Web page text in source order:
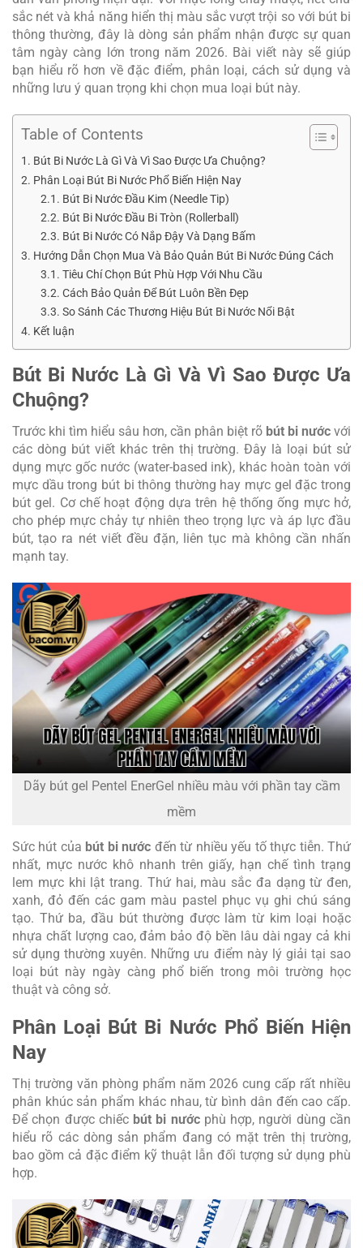
sắc nét và khả năng hiển thị màu sắc vượt trội so với bút bi
thông thường, đây là dòng sản phẩm nhận được sự quan
tâm ngày càng lớn trong năm 2026. Bài viết này sẽ giúp
bạn hiểu rõ hơn về đặc điểm, phân loại, cách sử dụng và
những lưu ý quan trọng khi chọn mua loại bút này.
Table of Contents
Bút Bi Nước Là Gì Và Vì Sao Được Ưa Chuộng?
Phân Loại Bút Bi Nước Phổ Biến Hiện Nay
Bút Bi Nước Đầu Kim (Needle Tip)
Bút Bi Nước Đầu Bi Tròn (Rollerball)
Bút Bi Nước Có Nắp Đậy Và Dạng Bấm
Hướng Dẫn Chọn Mua Và Bảo Quản Bút Bi Nước Đúng Cách
Tiêu Chí Chọn Bút Phù Hợp Với Nhu Cầu
Cách Bảo Quản Để Bút Luôn Bền Đẹp
So Sánh Các Thương Hiệu Bút Bi Nước Nổi Bật
Kết luận
Bút Bi Nước Là Gì Và Vì Sao Được Ưa
Chuộng?
Trước khi tìm hiểu sâu hơn, cần phân biệt rõ bút bi nước với
các dòng bút viết khác trên thị trường. Đây là loại bút sử
dụng mực gốc nước (water-based ink), khác hoàn toàn với
mực dầu trong bút bi thông thường hay mực gel đặc trong
bút gel. Cơ chế hoạt động dựa trên hệ thống ống mực hở,
cho phép mực chảy tự nhiên theo trọng lực và áp lực đầu
bút, tạo ra nét viết đều đặn, liên tục mà không cần nhấn
mạnh tay.
Dãy bút gel Pentel EnerGel nhiều màu với phần tay cầm
mềm
Sức hút của bút bi nước đến từ nhiều yếu tố thực tiễn. Thứ
nhất, mực nước khô nhanh trên giấy, hạn chế tình trạng
lem mực khi lật trang. Thứ hai, màu sắc đa dạng từ đen,
xanh, đỏ đến các gam màu pastel phục vụ ghi chú sáng
tạo. Thứ ba, đầu bút thường được làm từ kim loại hoặc
nhựa chất lượng cao, đảm bảo độ bền lâu dài ngay cả khi
sử dụng thường xuyên. Những ưu điểm này lý giải tại sao
loại bút này ngày càng phổ biến trong môi trường học
thuật và công sở.
Phân Loại Bút Bi Nước Phổ Biến Hiện
Nay
Thị trường văn phòng phẩm năm 2026 cung cấp rất nhiều
phân khúc sản phẩm khác nhau, từ bình dân đến cao cấp.
Để chọn được chiếc bút bi nướcphù hợp, người dùng cần
hiểu rõ các dòng sản phẩm đang có mặt trên thị trường,
bao gồm cả đặc điểm kỹ thuật lẫn đối tượng sử dụng phù
hợp.